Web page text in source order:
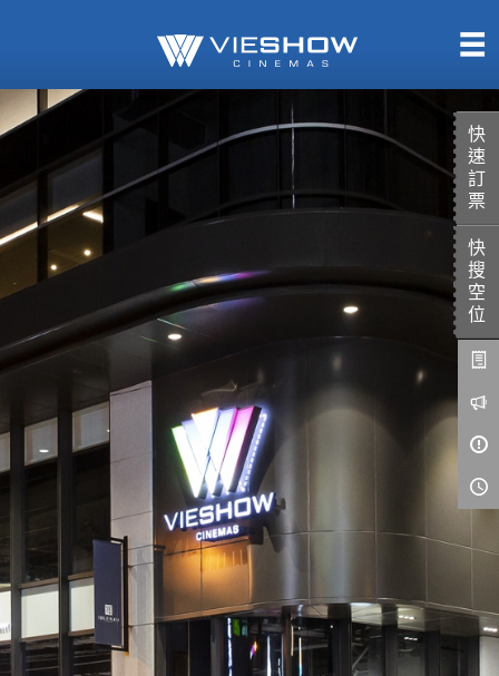
快
速
訂
票
快
搜
空
位
熱售中
即將上映
TITAN SCREEN
MUCROWN
IMAX
4DX
VR 演唱會
GOLD CLASS
AD口述影像
LIVE演唱會
UNICORN
影城公告
影城活動
中獎名單
合作夥伴